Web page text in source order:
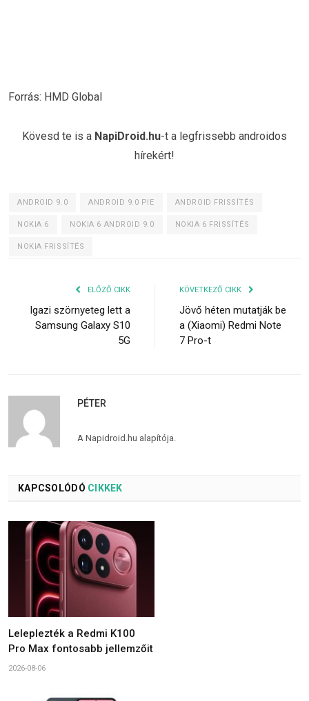
Forrás: HMD Global
Kövesd te is a NapiDroid.hu-t a legfrissebb androidos
hírekért!
ANDROID 9.0 ANDROID 9.0 PIE ANDROID FRISSÍTÉS
NOKIA 6 NOKIA 6 ANDROID 9.0 NOKIA 6 FRISSÍTÉS
NOKIA FRISSÍTÉS
ELŐZŐ CIKK
Igazi szörnyeteg lett a
Samsung Galaxy S10
5G
KÖVETKEZŐ CIKK
Jövő héten mutatják be
a (Xiaomi) Redmi Note
7 Pro-t
PÉTER
A Napidroid.hu alapítója.
KAPCSOLÓDÓ CIKKEK
Leleplezték a Redmi K100
Pro Max fontosabb jellemzőit
2026-08-06